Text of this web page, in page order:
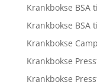
Krankbokse BSA
Krankbokse BSA
Krankbokse
Krankbokse
Krankbokse